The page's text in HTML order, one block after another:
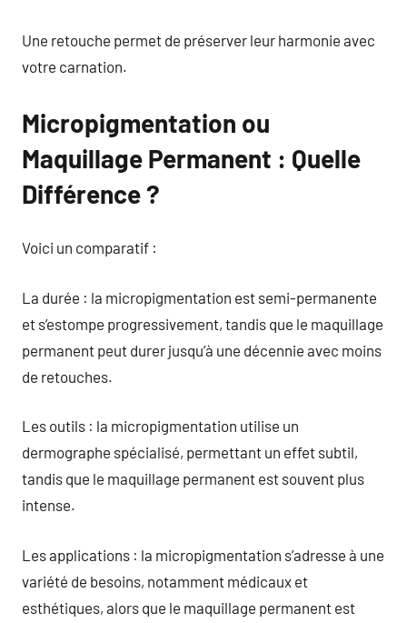
Une retouche permet de préserver leur harmonie avec
votre carnation.
Micropigmentation ou
Maquillage Permanent : Quelle
Différence ?
Voici un comparatif :
La durée : la micropigmentation est semi-permanente
et s’estompe progressivement, tandis que le maquillage
permanent peut durer jusqu’à une décennie avec moins
de retouches.
Les outils : la micropigmentation utilise un
dermographe spécialisé, permettant un effet subtil,
tandis que le maquillage permanent est souvent plus
intense.
Les applications : la micropigmentation s’adresse à une
variété de besoins, notamment médicaux et
esthétiques, alors que le maquillage permanent est